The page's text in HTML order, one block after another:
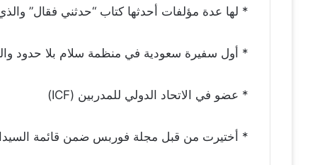
* لها عدة مؤلفات أحدثها كتاب “حدثني فقال”
* أول سفيرة سعودية في منظمة سلام بلا حدود
* عضو في الاتحاد الدولي للمدربين (ICF)
* أختيرت من قبل مجلة فوربس ضمن قائمة السيدات